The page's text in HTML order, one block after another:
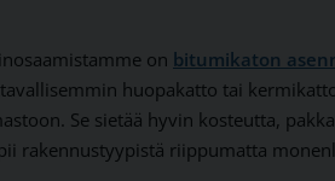
on bitumikaton
huopakatto tai
Se sietää hyvin kosteutta,
rakennustyypistä riippumatta